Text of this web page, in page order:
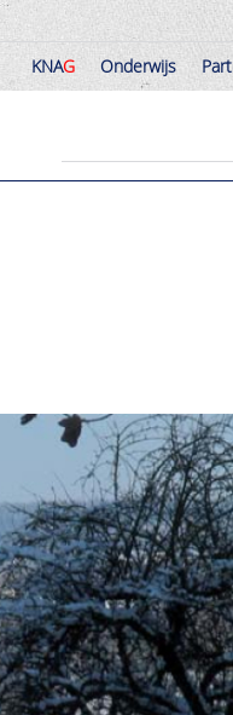
KNAG Onderwijs